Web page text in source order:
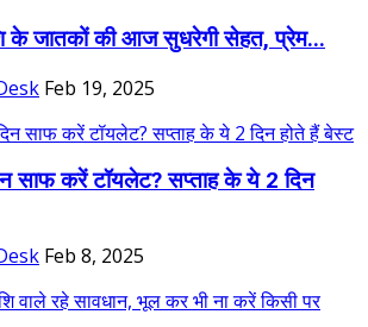
के जातकों की आज सुधरेगी सेहत, प्रेम...
Feb 19, 2025
साफ करें टॉयलेट? सप्ताह के ये 2 दिन
Feb 8, 2025